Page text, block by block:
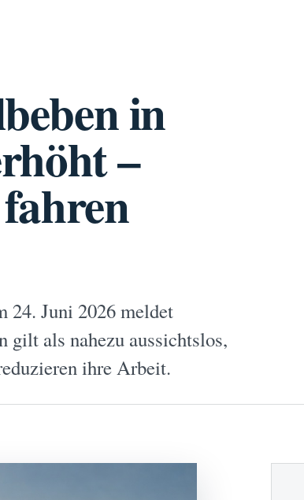
in
–
24. Juni 2026 meldet
gilt als nahezu aussichtslos,
ihre Arbeit.